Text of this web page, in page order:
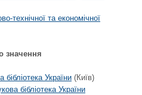
технічної та економічної
значення
України (Київ)
бібліотека України